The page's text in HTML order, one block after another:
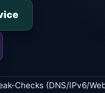
Checks (DNS/IPv6/